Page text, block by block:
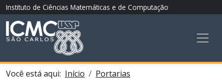
Instituto de Ciências Matemáticas e de Computação
Você está aqui: Início
Portarias